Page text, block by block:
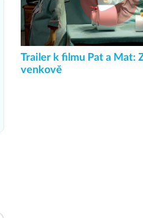
Trailer k filmu Pat a Mat:
venkově